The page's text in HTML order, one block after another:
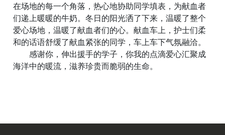
在场地的每一个角落，热心地协助同学填表，为献血者
们递上暖暖的牛奶。冬日的阳光洒了下来，温暖了整个
爱心场地，温暖了献血者们的心。献血车上，护士们柔
和的话语舒缓了献血紧张的同学，车上车下气氛融洽。
感谢你，伸出援手的学子，你我的点滴爱心汇聚成
海洋中的暖流，滋养珍贵而脆弱的生命。